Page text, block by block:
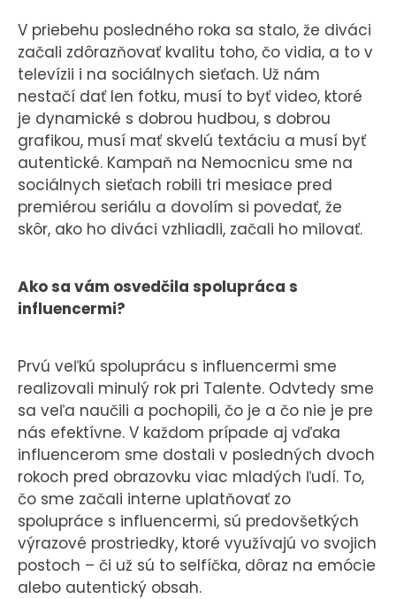
V priebehu posledného roka sa stalo, že diváci
začali zdôrazňovať kvalitu toho, čo vidia, a to v
televízii i na sociálnych sieťach. Už nám
nestačí dať len fotku, musí to byť video, ktoré
je dynamické s dobrou hudbou, s dobrou
grafikou, musí mať skvelú textáciu a musí byť
autentické. Kampaň na Nemocnicu sme na
sociálnych sieťach robili tri mesiace pred
premiérou seriálu a dovolím si povedať, že
skôr, ako ho diváci vzhliadli, začali ho milovať.
Ako sa vám osvedčila spolupráca s
influencermi?
Prvú veľkú spoluprácu s influencermi sme
realizovali minulý rok pri Talente. Odvtedy sme
sa veľa naučili a pochopili, čo je a čo nie je pre
nás efektívne. V každom prípade aj vďaka
influencerom sme dostali v posledných dvoch
rokoch pred obrazovku viac mladých ľudí. To,
čo sme začali interne uplatňovať zo
spolupráce s influencermi, sú predovšetkých
výrazové prostriedky, ktoré využívajú vo svojich
postoch – či už sú to selfíčka, dôraz na emócie
alebo autentický obsah.